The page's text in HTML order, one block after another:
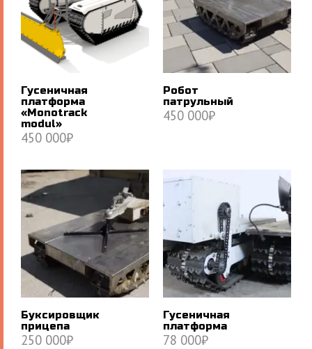
Гусеничная
платформа
«Monotrack
modul»
450 000₽
Робот
патрульный
450 000₽
Буксировщик
прицепа
250 000₽
Гусеничная
платформа
78 000₽